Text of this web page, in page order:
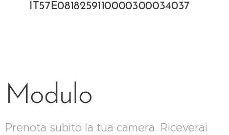
IT57E0818259110000300034037
Modulo
Prenota subito la tua camera. Riceverai